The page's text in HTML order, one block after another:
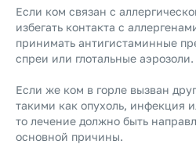
Если ком связан с
избегать контакта с
принимать антигистаминные
спреи или глотальные аэрозоли.
Если же ком в горле вызван
такими как опухоль, инфекция
то лечение должно быть
основной причины.